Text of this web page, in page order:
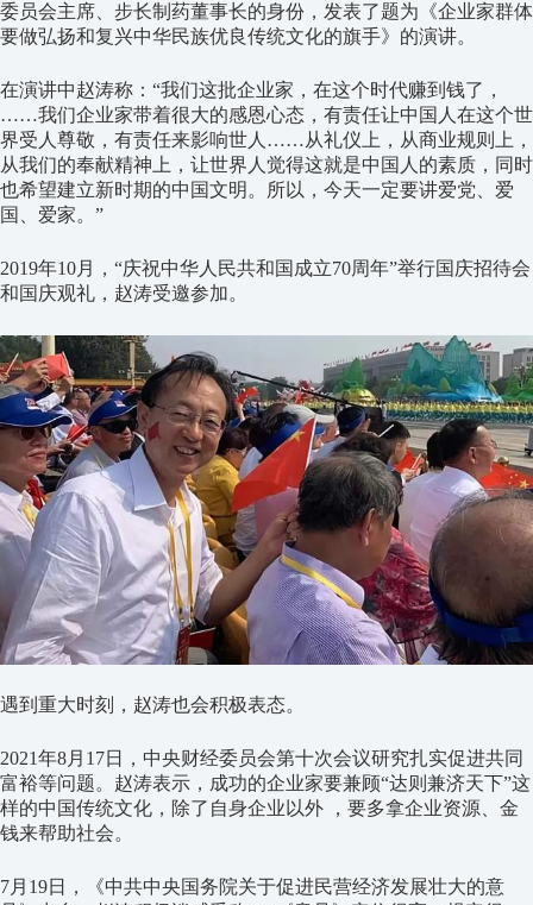
委员会主席、步长制药董事长的身份，发表了题为《企业家群体
要做弘扬和复兴中华民族优良传统文化的旗手》的演讲。
在演讲中赵涛称：“我们这批企业家，在这个时代赚到钱了，
……我们企业家带着很大的感恩心态，有责任让中国人在这个世
界受人尊敬，有责任来影响世人……从礼仪上，从商业规则上，
从我们的奉献精神上，让世界人觉得这就是中国人的素质，同时
也希望建立新时期的中国文明。所以，今天一定要讲爱党、爱
国、爱家。”
2019年10月，“庆祝中华人民共和国成立70周年”举行国庆招待会
和国庆观礼，赵涛受邀参加。
遇到重大时刻，赵涛也会积极表态。
2021年8月17日，中央财经委员会第十次会议研究扎实促进共同
富裕等问题。赵涛表示，成功的企业家要兼顾“达则兼济天下”这
样的中国传统文化，除了自身企业以外 ，要多拿企业资源、金
钱来帮助社会。
7月19日，《中共中央国务院关于促进民营经济发展壮大的意